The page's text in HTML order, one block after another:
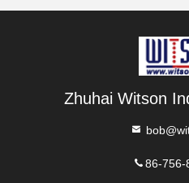
Zhuhai Witson
86-756-